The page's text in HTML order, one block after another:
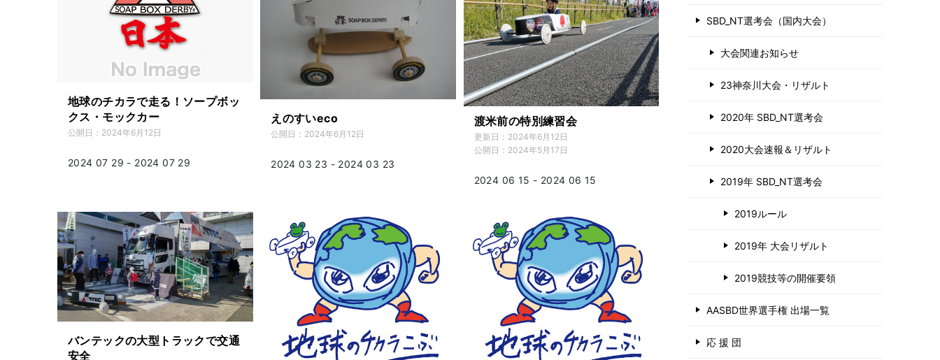
地球のチカラで走る！ソープボッ
クス・モックカー
公開日： 2024年6月12日
2024 07 29 - 2024 07 29
えのすいeco
公開日： 2024年6月12日
2024 03 23 - 2024 03 23
渡米前の特別練習会
更新日： 2024年6月12日
公開日： 2024年5月17日
2024 06 15 - 2024 06 15
バンテックの大型トラックで交通
安全
SBD_NT選考会（国内大会）
大会関連お知らせ
23神奈川大会・リザルト
2020年 SBD_NT選考会
2020大会速報＆リザルト
2019年 SBD_NT選考会
2019ルール
2019年 大会リザルト
2019競技等の開催要領
AASBD世界選手権 出場一覧
応 援 団